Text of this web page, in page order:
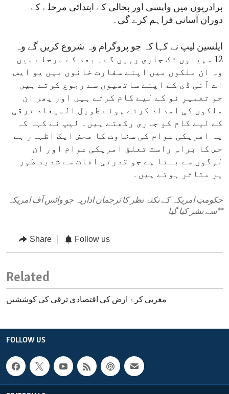
برادریوں میں واپسی اور بحالی کے ابتدائی مرحلے کے
دوران آسانی فراہم کرے گی۔
ایلسین لیپ نے کہا کہ جو پروگرام وہ شروع کریں گے وہ
12 مہینوں تک جاری رہیں گے۔ بعد کے مرحلے میں
وہ ان ملکوں میں اپنے سفارت خانوں میں یو ایس
اے آئی ڈی کے اپنے ساتھیوں سے رجوع کرتے ہیں
جو تعمیرِ نو کے لیے کام کرتے ہیں اور پھر ان
ملکوں کی امداد کرتے ہوئے طویل المیعاد ترقی
کے لیے کام کو جاری رکھتے ہیں۔ لیپ نے کہا کہ
یہ امریکی عوام کی سخاوت کا محض ایک اظہار ہے
جس کا براہِ راست تعلق امریکی عوام اور ان
لوگوں سے بنتا ہے جو قدرتی آفات سے شدید طور
پر متاثر ہوتے ہیں۔
حکومتِ امریکہ کے نکتۂ نظر کا ترجمان اداریہ جو وائس آف امریکہ
سے نشر کیا گیا**
Share Follow us
Related
مغربی کرۂ ارض کی اقتصادی ترقی کی کوششیں
FOLLOW US